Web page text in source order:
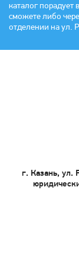
каталог порадует
сможете либо
отделении на ул.
г. Казань, ул.